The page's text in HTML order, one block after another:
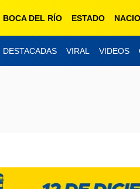
BOCA DEL RÍO ESTADO
DESTACADAS VIRAL VIDEOS